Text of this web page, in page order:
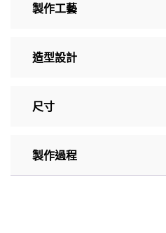
製作工藝
造型設計
尺寸
製作過程